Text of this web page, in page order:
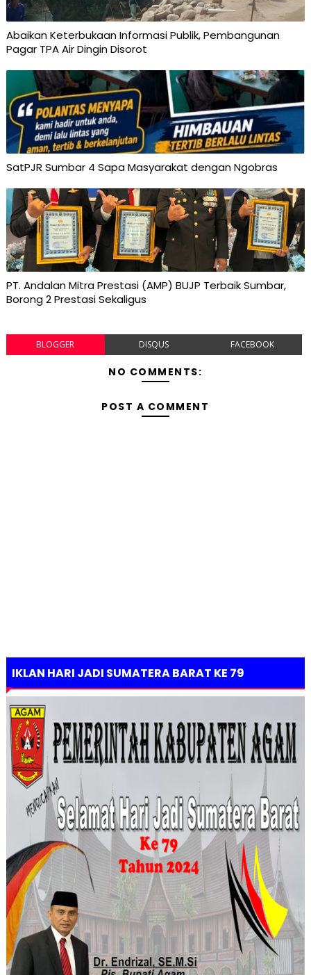
Abaikan Keterbukaan Informasi Publik, Pembangunan
Pagar TPA Air Dingin Disorot
SatPJR Sumbar 4 Sapa Masyarakat dengan Ngobras
PT. Andalan Mitra Prestasi (AMP) BUJP Terbaik Sumbar,
Borong 2 Prestasi Sekaligus
BLOGGER DISQUS FACEBOOK
NO COMMENTS:
POST A COMMENT
IKLAN HARI JADI SUMATERA BARAT KE 79